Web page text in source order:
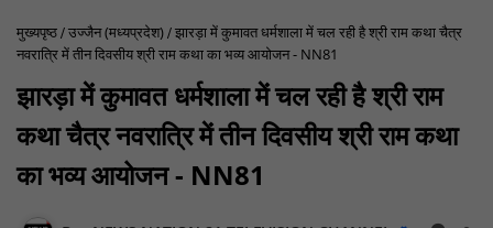
मुख्यपृष्ठ उज्जैन (मध्यप्रदेश) झारड़ा में कुमावत धर्मशाला में चल रही है श्री राम कथा चैत्र
नवरात्रि में तीन दिवसीय श्री राम कथा का भव्य आयोजन - NN81
झारड़ा में कुमावत धर्मशाला में चल रही है श्री राम
कथा चैत्र नवरात्रि में तीन दिवसीय श्री राम कथा
का भव्य आयोजन - NN81